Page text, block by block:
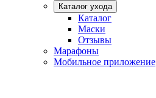
Каталог ухода
Каталог
Маски
Отзывы
Марафоны
Мобильное приложение